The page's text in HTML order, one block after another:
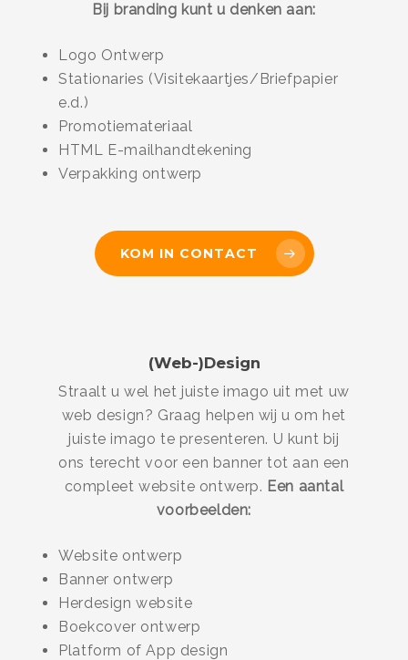
Bij branding kunt u denken aan:
Logo Ontwerp
Stationaries (Visitekaartjes/Briefpapier
e.d.)
Promotiemateriaal
HTML E-mailhandtekening
Verpakking ontwerp
KOM IN CONTACT
(Web-)Design
Straalt u wel het juiste imago uit met uw
web design? Graag helpen wij u om het
juiste imago te presenteren. U kunt bij
ons terecht voor een banner tot aan een
compleet website ontwerp. Een aantal
voorbeelden:
Website ontwerp
Banner ontwerp
Herdesign website
Boekcover ontwerp
Platform of App design